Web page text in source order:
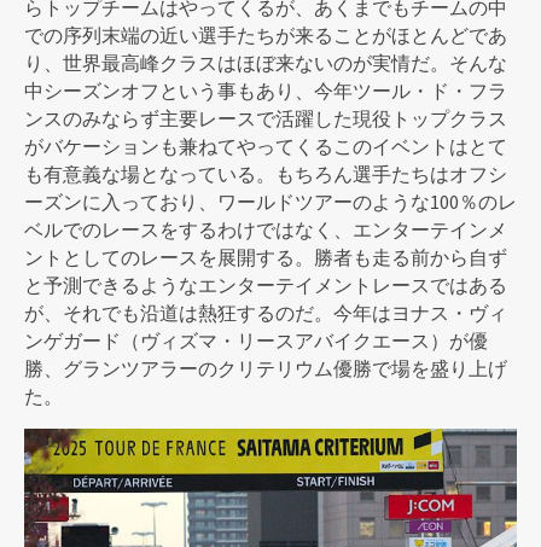
らトップチームはやってくるが、あくまでもチームの中
での序列末端の近い選手たちが来ることがほとんどであ
り、世界最高峰クラスはほぼ来ないのが実情だ。そんな
中シーズンオフという事もあり、今年ツール・ド・フラ
ンスのみならず主要レースで活躍した現役トップクラス
がバケーションも兼ねてやってくるこのイベントはとて
も有意義な場となっている。もちろん選手たちはオフシ
ーズンに入っており、ワールドツアーのような100％のレ
ベルでのレースをするわけではなく、エンターテインメ
ントとしてのレースを展開する。勝者も走る前から自ず
と予測できるようなエンターテイメントレースではある
が、それでも沿道は熱狂するのだ。今年はヨナス・ヴィ
ンゲガード（ヴィズマ・リースアバイクエース）が優
勝、グランツアラーのクリテリウム優勝で場を盛り上げ
た。